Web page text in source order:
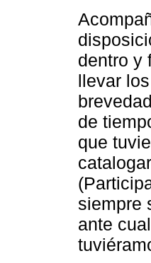
dentro y
llevar
de
que
siempre
ante